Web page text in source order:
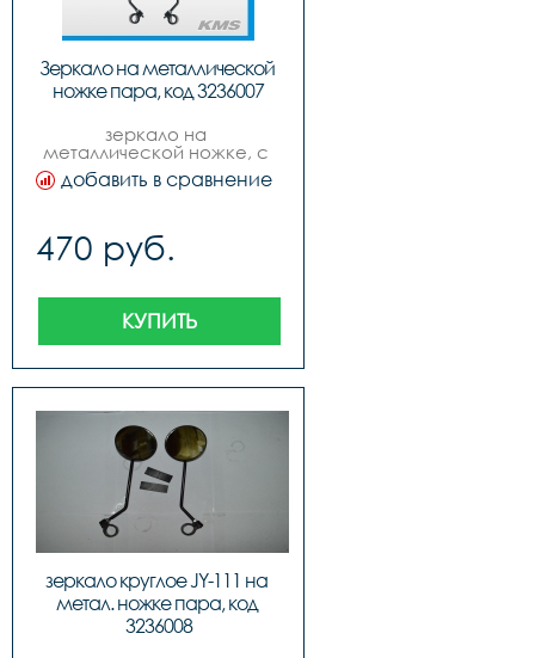
Зеркало на металлической
ножке пара, код 3236007
зеркало на
металлической ножке, с
катафотом, цвет черный.
добавить в сравнение
470 руб.
КУПИТЬ
зеркало круглое JY-111 на
метал. ножке пара, код
3236008